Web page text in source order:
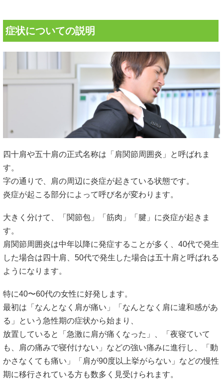
症状についての説明
四十肩や五十肩の正式名称は「肩関節周囲炎」と呼ばれま
す。
字の通りで、肩の周辺に炎症が起きている状態です。
炎症が起こる部分によって呼び名が変わります。
大きく分けて、「関節包」「筋肉」「腱」に炎症が起きま
す。
肩関節周囲炎は中年以降に発症することが多く、40代で発生
した場合は四十肩、50代で発生した場合は五十肩と呼ばれる
ようになります。
特に40〜60代の女性に好発します。
最初は「なんとなく肩が痛い」「なんとなく肩に違和感があ
る」という急性期の症状から始まり、
放置していると「急激に肩が痛くなった」、「夜寝ていて
も、肩の痛みで寝付けない」などの強い痛みに進行し、「動
かさなくても痛い」「肩が90度以上挙がらない」などの慢性
期に移行されている方も数多く見受けられます。